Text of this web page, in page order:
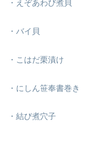
・えぞあわび煮貝
・バイ貝
・こはだ栗漬け
・にしん笹奉書巻き
・結び煮穴子